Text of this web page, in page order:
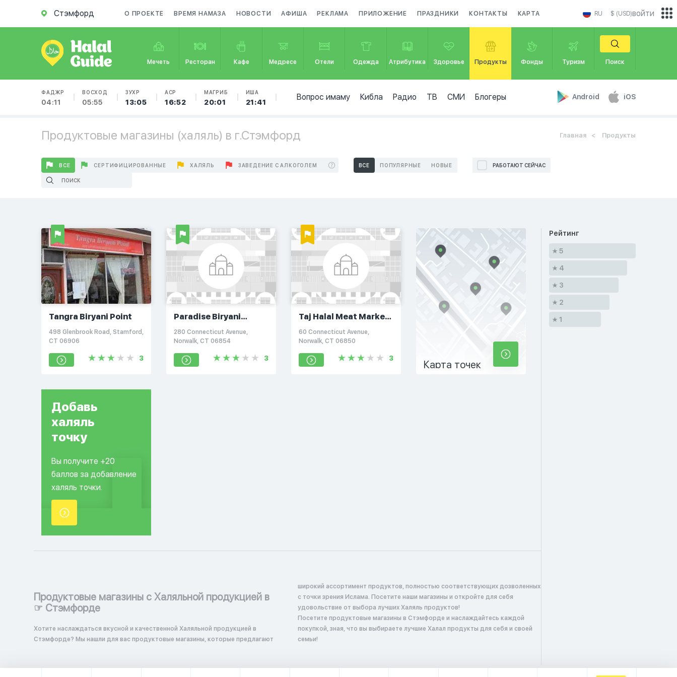
Стэмфорд О ПРОЕКТЕ ВРЕМЯ НАМАЗА НОВОСТИ АФИША РЕКЛАМА ПРИЛОЖЕНИЕ ПРАЗДНИКИ КОНТАКТЫ КАРТА RU $ (USD)
Мечеть Ресторан Кафе Медресе Отели Одежда Атрибутика Здоровье Продукты Фонды Туризм Поиск
ФАДЖР
04:11
ВОСХОД
05:55
ЗУХР
13:05
АСР
16:52
МАГРИБ
20:01
ИША
21:41
Вопрос имаму Кибла Радио ТВ СМИ Блогеры Android iOS
войти
Продуктовые магазины (халяль) в г.Стэмфорд Главная Продукты
ВСЕ СЕРТИФИЦИРОВАННЫЕ ХАЛЯЛЬ ЗАВЕДЕНИЕ С АЛКОГОЛЕМ ВСЕ ПОПУЛЯРНЫЕ НОВЫЕ РАБОТАЮТ СЕЙЧАС
Tangra Biryani Point
498 Glenbrook Road, Stamford,
CT 06906
3
Paradise Biryani
Pointe
280 Connecticut Avenue,
Norwalk, CT 06854
3
Taj Halal Meat Market
& Seafood
60 Connecticut Avenue,
Norwalk, CT 06850
3
Карта точек
Добавь
халяль
точку
Вы получите +20
баллов за добавление
халяль точки.
Продуктовые магазины с Халяльной продукцией в
☞ Стэмфорде
Хотите наслаждаться вкусной и качественной Халяльной продукцией в
Стэмфорде? Мы нашли для вас продуктовые магазины, которые предлагают
широкий ассортимент продуктов, полностью соответствующих дозволенных
с точки зрения Ислама. Посетите наши магазины и откройте для себя
удовольствие от выбора лучших Халяль продуктов!
Посетите продуктовые магазины в Стэмфорде и наслаждайтесь каждой
покупкой, зная, что вы выбираете лучшие Халал продукты для себя и своей
семьи!
Рейтинг
5
4
3
2
1